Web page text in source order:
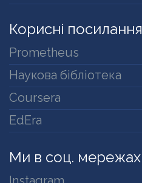
Корисні посилання
Prometheus
Наукова бібліотека
Coursera
EdEra
Ми в соц. мережах